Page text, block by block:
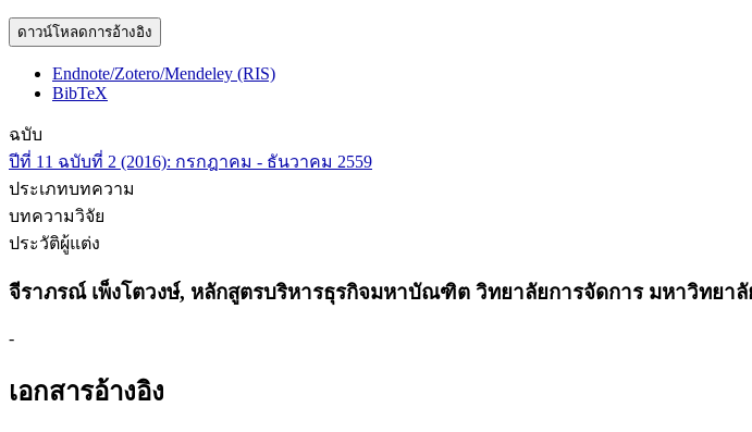
ดาวน์โหลดการอ้างอิง
Endnote/Zotero/Mendeley (RIS)
BibTeX
ฉบับ
ปีที่ 11 ฉบับที่ 2 (2016): กรกฎาคม - ธันวาคม 2559
ประเภทบทความ
บทความวิจัย
ประวัติผู้แต่ง
จีราภรณ์ เพ็งโตวงษ์, หลักสูตรบริหารธุรกิจมหาบัณฑิต วิทยาลัยการจัดการ มหาวิทยา
-
เอกสารอ้างอิง